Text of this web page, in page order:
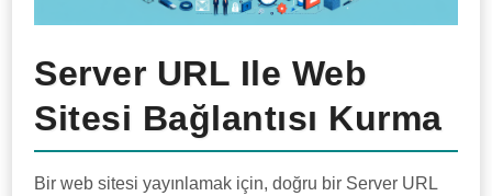
Server URL Ile Web
Sitesi Bağlantısı Kurma
Bir web sitesi yayınlamak için, doğru bir Server URL